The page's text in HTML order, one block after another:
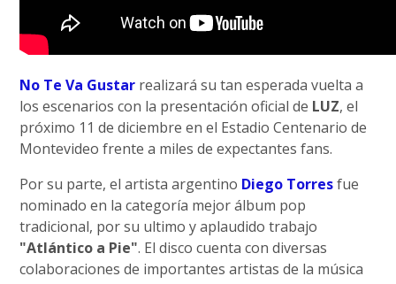
No Te Va Gustar realizará su tan esperada vuelta a
los escenarios con la presentación oficial de LUZ, el
próximo 11 de diciembre en el Estadio Centenario de
Montevideo frente a miles de expectantes fans.
Por su parte, el artista argentino Diego Torresfue
nominado en la categoría mejor álbum pop
tradicional, por su ultimo y aplaudido trabajo
"Atlántico a Pie". El disco cuenta con diversas
colaboraciones de importantes artistas de la música